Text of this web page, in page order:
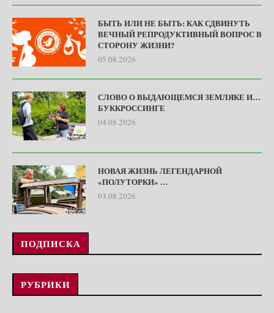
БЫТЬ ИЛИ НЕ БЫТЬ: КАК СДВИНУТЬ
ВЕЧНЫЙ РЕПРОДУКТИВНЫЙ ВОПРОС В
СТОРОНУ ЖИЗНИ?
05.08.2026
СЛОВО О ВЫДАЮЩЕМСЯ ЗЕМЛЯКЕ И…
БУККРОССИНГЕ
04.08.2026
НОВАЯ ЖИЗНЬ ЛЕГЕНДАРНОЙ
«ПОЛУТОРКИ» …
03.08.2026
ПОДПИСКА
РУБРИКИ